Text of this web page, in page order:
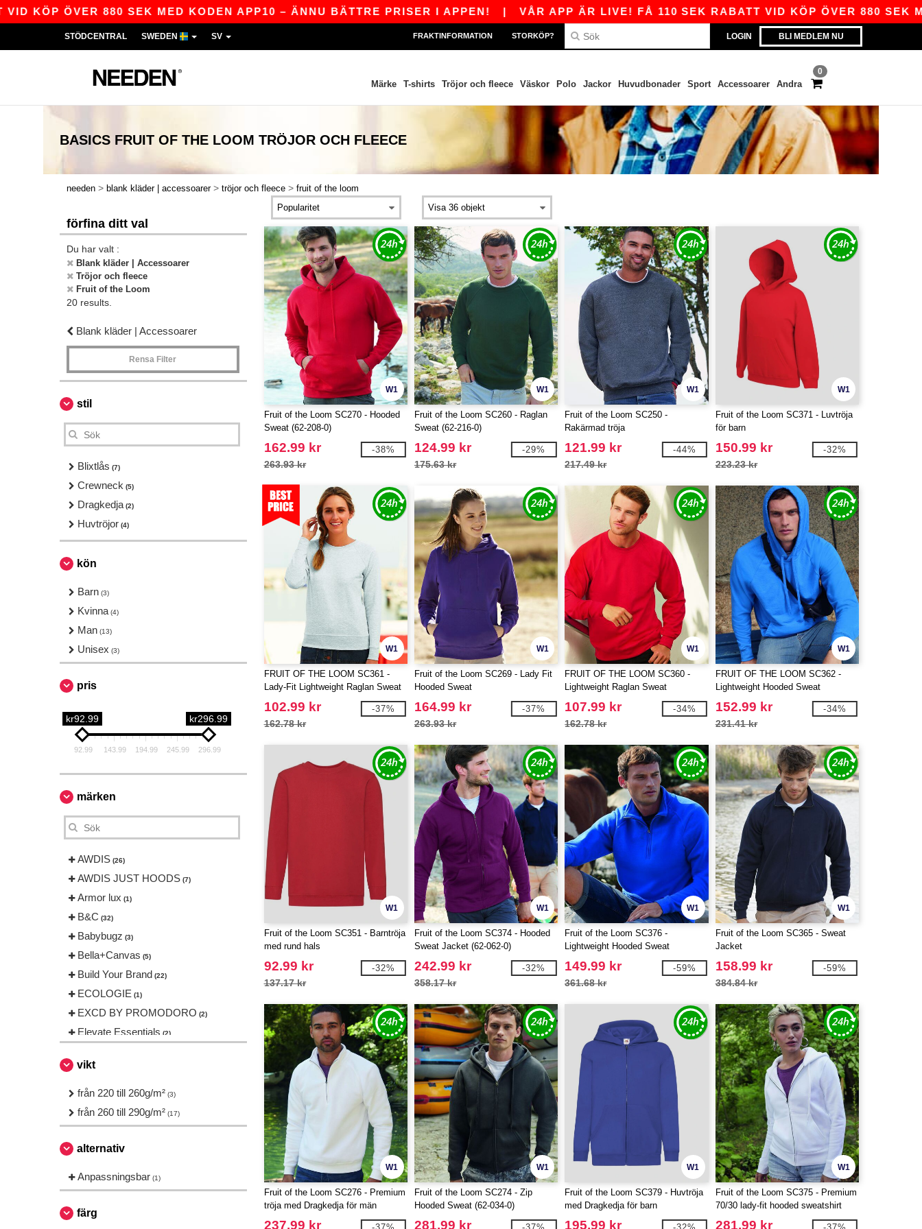
ÖVER 880 SEK MED KODEN APP10 – ÄNNU BÄTTRE PRISER I APPEN!|VÅR APP ÄR LIVE! FÅ 110 SEK RABATT VID KÖP ÖVER 880 SEK MED
LOGIN BLI MEDLEM NU
STÖDCENTRAL SWEDEN SV FRAKTINFORMATION STORKÖP?
0
Märke T-shirts Tröjor och fleece Väskor Polo Jackor Huvudbonader Sport Accessoarer Andra
BASICS FRUIT OF THE LOOM TRÖJOR OCH FLEECE
needen > blank kläder | accessoarer > tröjor och fleece > fruit of the loom
förfina ditt val
Du har valt :
Blank kläder | Accessoarer
Tröjor och fleece
Fruit of the Loom
20 results.
Blank kläder | Accessoarer
Rensa Filter
stil
Blixtlås (7)
Crewneck (5)
Dragkedja (2)
Huvtröjor (4)
kön
Barn (3)
Kvinna (4)
Man (13)
Unisex (3)
pris
kr92.99 kr296.99
92.99 143.99 194.99 245.99 296.99
märken
AWDIS (26)
AWDIS JUST HOODS (7)
Armor lux (1)
B&C (32)
Babybugz (3)
Bella+Canvas (5)
Build Your Brand (22)
ECOLOGIE (1)
EXCD BY PROMODORO (2)
Elevate Essentials (2)
Elevate NXT
FRUIT OF THE LOOM VINTAGE
Finden & Hales
Henbury (1)
JHK
vikt
från 220 till 260g/m² (3)
från 260 till 290g/m² (17)
alternativ
Anpassningsbar (1)
färg
W1
Fruit of the Loom SC270 - Hooded
Sweat (62-208-0)
162.99 kr
263.93 kr
-38%
W1
Fruit of the Loom SC260 - Raglan
Sweat (62-216-0)
124.99 kr
175.63 kr
-29%
W1
Fruit of the Loom SC250 -
Rakärmad tröja
121.99 kr
217.49 kr
-44%
W1
Fruit of the Loom SC371 - Luvtröja
för barn
150.99 kr
223.23 kr
-32%
W1
FRUIT OF THE LOOM SC361 -
Lady-Fit Lightweight Raglan Sweat
102.99 kr
162.78 kr
-37%
W1
Fruit of the Loom SC269 - Lady Fit
Hooded Sweat
164.99 kr
263.93 kr
-37%
W1
FRUIT OF THE LOOM SC360 -
Lightweight Raglan Sweat
107.99 kr
162.78 kr
-34%
W1
FRUIT OF THE LOOM SC362 -
Lightweight Hooded Sweat
152.99 kr
231.41 kr
-34%
W1
Fruit of the Loom SC351 - Barntröja
med rund hals
92.99 kr
137.17 kr
-32%
W1
Fruit of the Loom SC374 - Hooded
Sweat Jacket (62-062-0)
242.99 kr
358.17 kr
-32%
W1
Fruit of the Loom SC376 -
Lightweight Hooded Sweat
149.99 kr
361.68 kr
-59%
W1
Fruit of the Loom SC365 - Sweat
Jacket
158.99 kr
384.84 kr
-59%
W1
Fruit of the Loom SC276 - Premium
tröja med Dragkedja för män
237.99 kr
W1
Fruit of the Loom SC274 - Zip
Hooded Sweat (62-034-0)
281.99 kr
W1
Fruit of the Loom SC379 - Huvtröja
med Dragkedja för barn
195.99 kr
W1
Fruit of the Loom SC375 - Premium
70/30 lady-fit hooded sweatshirt
jacket
281.99 kr